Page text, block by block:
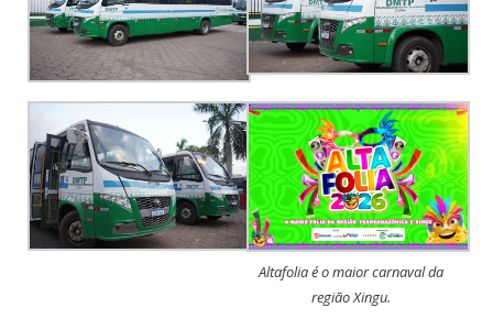
Altafolia é o maior carnaval da
região Xingu.